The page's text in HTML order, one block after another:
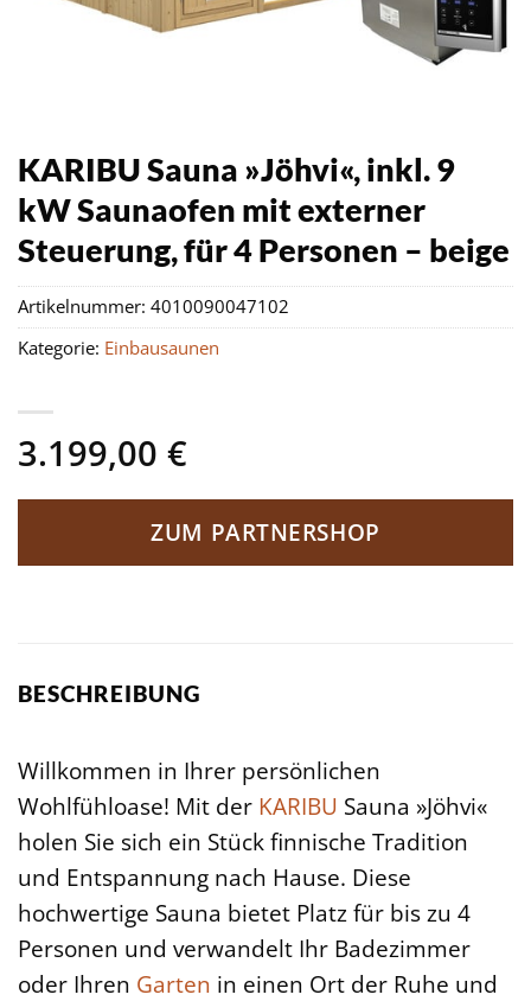
KARIBU Sauna »Jöhvi«, inkl. 9
kW Saunaofen mit externer
Steuerung, für 4 Personen – beige
3.199,00 €
ZUM PARTNERSHOP
Artikelnummer: 4010090047102
Kategorie: Einbausaunen
BESCHREIBUNG
Willkommen in Ihrer persönlichen
Wohlfühloase! Mit der KARIBU Sauna »Jöhvi«
holen Sie sich ein Stück finnische Tradition
und Entspannung nach Hause. Diese
hochwertige Sauna bietet Platz für bis zu 4
Personen und verwandelt Ihr Badezimmer
oder Ihren Garten in einen Ort der Ruhe und